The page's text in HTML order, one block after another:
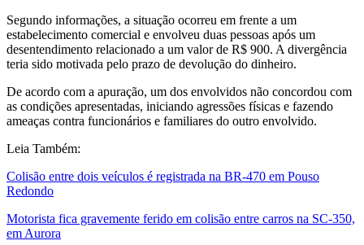
Segundo informações, a situação ocorreu em frente a um
estabelecimento comercial e envolveu duas pessoas após um
desentendimento relacionado a um valor de R$ 900. A divergência
teria sido motivada pelo prazo de devolução do dinheiro.
De acordo com a apuração, um dos envolvidos não concordou com
as condições apresentadas, iniciando agressões físicas e fazendo
ameaças contra funcionários e familiares do outro envolvido.
Leia Também:
Colisão entre dois veículos é registrada na BR-470 em Pouso
Redondo
Motorista fica gravemente ferido em colisão entre carros na SC-350,
em Aurora